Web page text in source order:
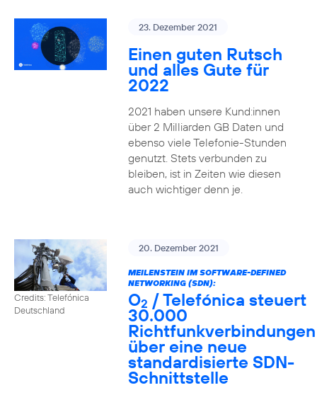
23. Dezember 2021
Einen guten Rutsch
und alles Gute für
2022
2021 haben unsere Kund:innen
über 2 Milliarden GB Daten und
ebenso viele Telefonie-Stunden
genutzt. Stets verbunden zu
bleiben, ist in Zeiten wie diesen
auch wichtiger denn je.
Credits: Telefónica
Deutschland
20. Dezember 2021
MEILENSTEIN IM SOFTWARE-DEFINED
NETWORKING (SDN):
O2 / Telefónica steuert
30.000
Richtfunkverbindungen
über eine neue
standardisierte SDN-
Schnittstelle